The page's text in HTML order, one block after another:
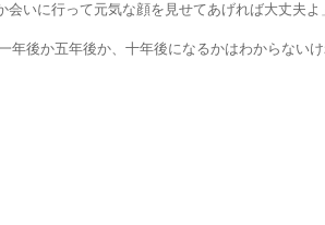
行って元気な顔を見せてあげれば大丈夫よ
五年後か、十年後になるかはわからない